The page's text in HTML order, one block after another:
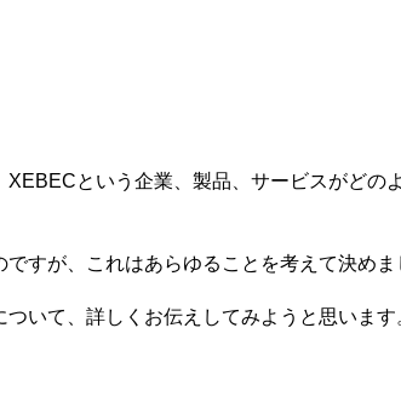
という企業、製品、サービスがどの
すが、これはあらゆることを考えて決めま
いて、詳しくお伝えしてみようと思います